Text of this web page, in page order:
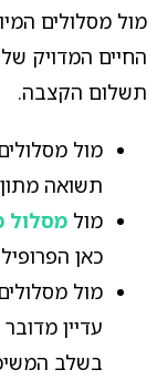
מול מסלולים
החיים המדויק
תשלום הקצבה.
מול
תשואה מתון
מול מסלול
כאן
מול
עדיין
בשלב